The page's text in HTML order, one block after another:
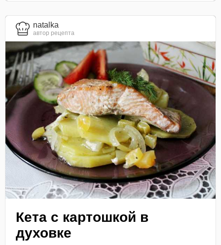
natalka
автор рецепта
Кета с картошкой в
духовке